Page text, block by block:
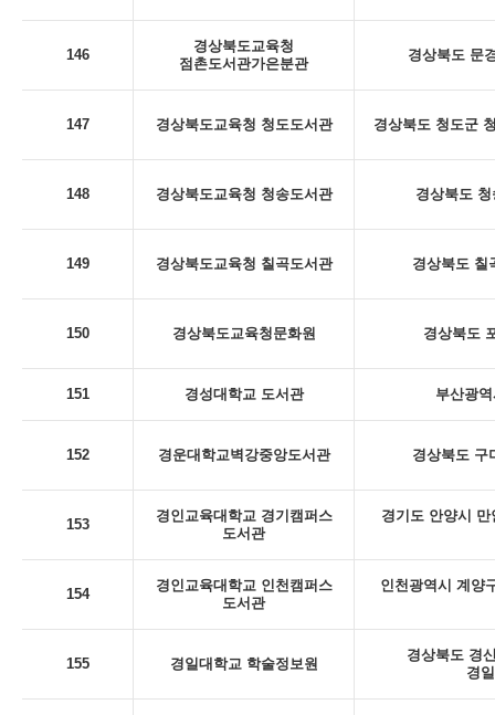
146
경상북도교육청
점촌도서관가은분관
경상북도 문
147 경상북도교육청 청도도서관 경상북도 청도군
148 경상북도교육청 청송도서관 경상북도
149 경상북도교육청 칠곡도서관 경상북도 칠
150 경상북도교육청문화원 경상북도
151 경성대학교 도서관 부산광
152 경운대학교벽강중앙도서관 경상북도 구
153
경인교육대학교 경기캠퍼스
도서관
경기도 안양시
154
경인교육대학교 인천캠퍼스
도서관
인천광역시 계양
155 경일대학교 학술정보원
경상북도 경
경